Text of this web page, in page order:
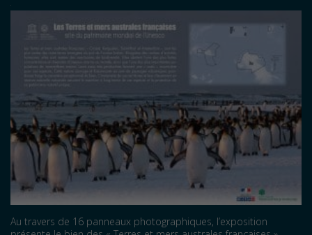
Au travers de 16 panneaux photographiques, l’exposition